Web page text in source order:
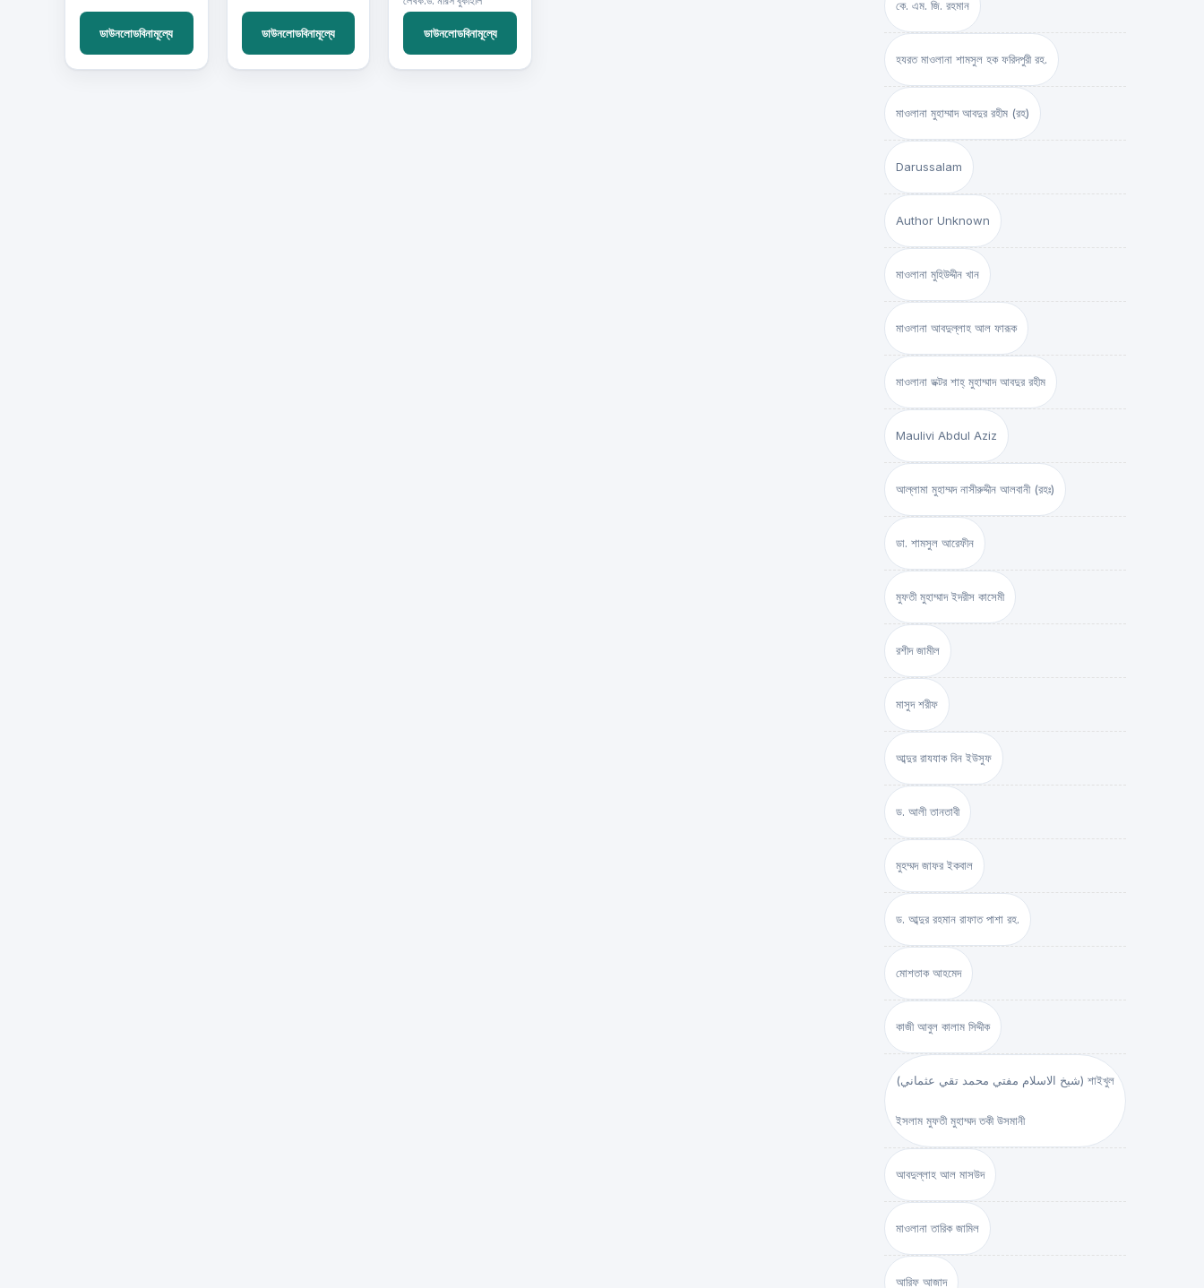
ডাউনলোডবিনামূল্যে ডাউনলোডবিনামূল্যে ডাউনলোডবিনামূল্যে
কে. এম. জি. রহমান
হযরত মাওলানা শামসুল হক ফরিদপুরী রহ.
মাওলানা মুহাম্মাদ আবদুর রহীম (রহ)
Darussalam
Author Unknown
মাওলানা মুহিউদ্দীন খান
মাওলানা আবদুল্লাহ আল ফারূক
মাওলানা ডক্টর শাহ্‌ মুহাম্মাদ আবদুর রহীম
Maulivi Abdul Aziz
আল্লামা মুহাম্মদ নাসীরুদ্দীন আলবানী (রহঃ)
ডা. শামসুল আরেফীন
মুফতী মুহাম্মাদ ইদরীস কাসেমী
রশীদ জামীল
মাসুদ শরীফ
আব্দুর রাযযাক বিন ইউসুফ
ড. আলী তানতাবী
মুহম্মদ জাফর ইকবাল
ড. আব্দুর রহমান রাফাত পাশা রহ.
মোশতাক আহমেদ
কাজী আবুল কালাম সিদ্দীক
(شيخ الاسلام مفتي محمد تقي عثماني) শাইখুল
ইসলাম মুফতী মুহাম্মদ তকী উসমানী
আবদুল্লাহ আল মাসউদ
মাওলানা তারিক জামিল
আরিফ আজাদ